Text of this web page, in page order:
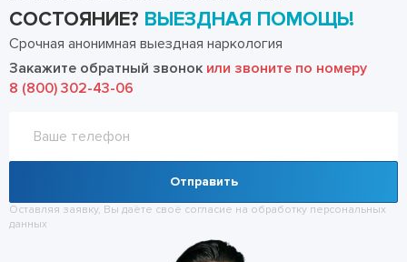
СОСТОЯНИЕ? ВЫЕЗДНАЯ ПОМОЩЬ!
Срочная анонимная выездная наркология
Закажите обратный звонок или звоните по номеру
8 (800) 302-43-06
Отправить
Оставляя заявку, Вы даёте своё согласие на обработку персональных
данных